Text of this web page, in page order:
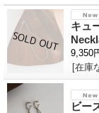
キュ
9,350
[在庫
ビー